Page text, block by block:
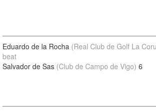
Eduardo de la Rocha (Real Club de Golf La
beat
Salvador de Sas (Club de Campo de Vigo) 6